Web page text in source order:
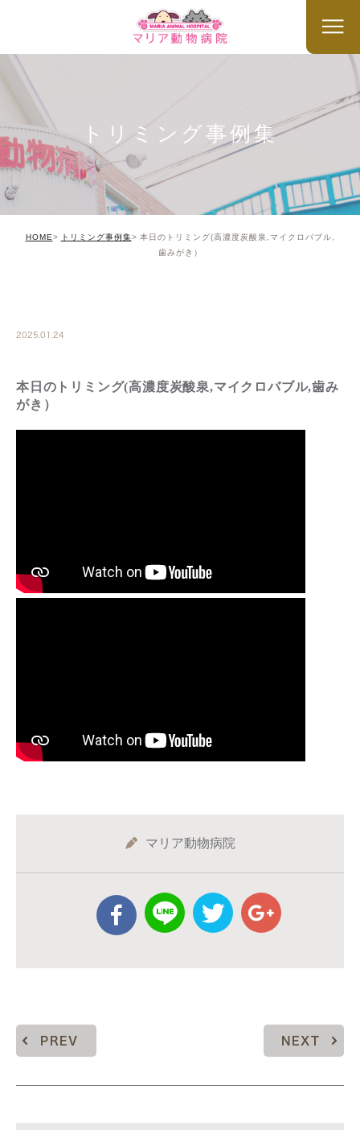
トリミング事例集
HOME トリミング事例集
本日のトリミング(高濃度炭酸泉,マイクロバブル,
歯みがき）
2025.01.24
本日のトリミング(高濃度炭酸泉,マイクロバブル,歯み
がき）
マリア動物病院
PREV NEXT